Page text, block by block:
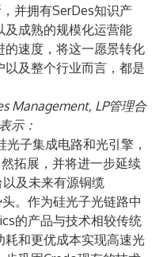
并拥有SerDes知识产
及成熟的规模化运营能
的速度，将这一愿景转化
及整个行业而言，都是
Management, LP管理合
示：
子集成电路和光引擎，
拓展，并将进一步延续
及未来有源铜缆
头。作为硅光子光链路中
的产品与技术相较传统
和更优成本实现高速光